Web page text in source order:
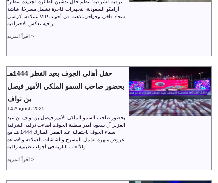
“ترفيه الشرقية” تنظم حفل تدشين الطائرة الجديدة بمطار
أرامكو السعودية، بتجهيزات فاخرة تشمل مسرحًا، شاشة
عملاقة، كراسي VIP، سجاد فاخر، وحواجز مذهبة، في أجواء
اقرأ المزيد >
حفل أهالي الجوف بعيد الفطر 1444هـ
بحضور صاحب السمو الملكي الأمير فيصل
بن نواف
14 August، 2025
بحضور صاحب السمو الملكي الأمير فيصل بن نواف بن عبد
العزيز آل سعود، أمير منطقة الجوف، أضاءت ترفيه الشرقية
سماء الجوف باحتفالية عيد الفطر المبارك 1444 هـ، مع
عروض مبهرة تشمل المسرح والشاشات العملاقة والإضاءة
اقرأ المزيد >